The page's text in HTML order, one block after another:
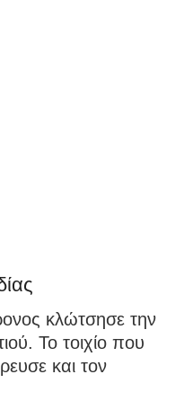
κλώτσησε την
Το τοιχίο που
και τον